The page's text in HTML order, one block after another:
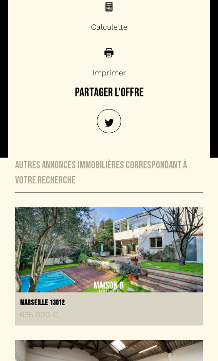
Calculette
Imprimer
partager l'offre
autres annonces immobilières correspondant à
votre recherche
Marseille 13012
695 000 €